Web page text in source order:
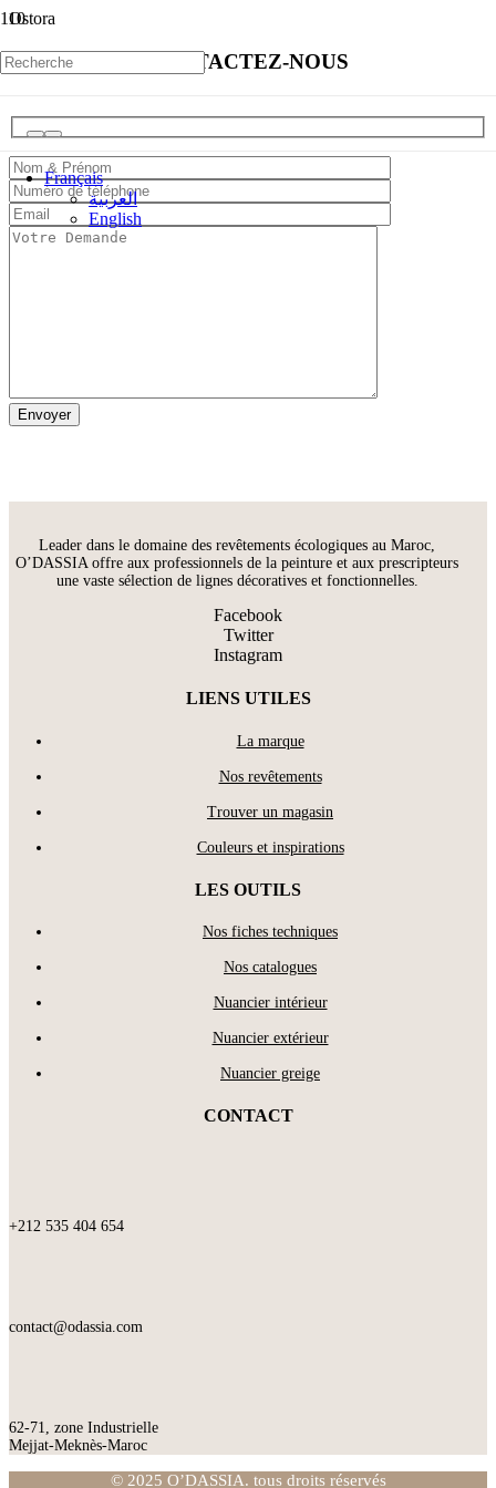
Français
العربية
English
Ostora
CONTACTEZ-NOUS
Leader dans le domaine des revêtements écologiques au Maroc,
O’DASSIA offre aux professionnels de la peinture et aux prescripteurs
une vaste sélection de lignes décoratives et fonctionnelles.
Facebook
Twitter
Instagram
LIENS UTILES
La marque
Nos revêtements
Trouver un magasin
Couleurs et inspirations
LES OUTILS
Nos fiches techniques
Nos catalogues
Nuancier intérieur
Nuancier extérieur
Nuancier greige
CONTACT
+212 535 404 654
contact@odassia.com
62-71, zone Industrielle
Mejjat-Meknès-Maroc
© 2025 O’DASSIA. tous droits réservés